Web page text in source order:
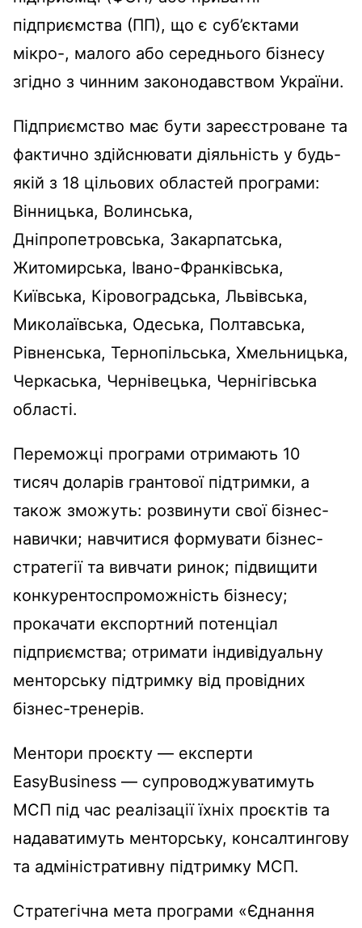
підприємства (ПП), що є суб’єктами
мікро-, малого або середнього бізнесу
згідно з чинним законодавством України.
Підприємство має бути зареєстроване та
фактично здійснювати діяльність у будь-
якій з 18 цільових областей програми:
Вінницька, Волинська,
Дніпропетровська, Закарпатська,
Житомирська, Івано-Франківська,
Київська, Кіровоградська, Львівська,
Миколаївська, Одеська, Полтавська,
Рівненська, Тернопільська, Хмельницька,
Черкаська, Чернівецька, Чернігівська
області.
Переможці програми отримають 10
тисяч доларів грантової підтримки, а
також зможуть: розвинути свої бізнес-
навички; навчитися формувати бізнес-
стратегії та вивчати ринок; підвищити
конкурентоспроможність бізнесу;
прокачати експортний потенціал
підприємства; отримати індивідуальну
менторську підтримку від провідних
бізнес-тренерів.
Ментори проєкту — експерти
EasyBusiness — супроводжуватимуть
МСП під час реалізації їхніх проєктів та
надаватимуть менторську, консалтингову
та адміністративну підтримку МСП.
Стратегічна мета програми «Єднання